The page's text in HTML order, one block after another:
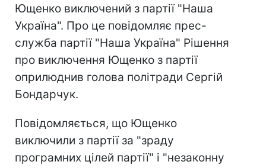
Ющенко виключений з партії "Наша
Україна". Про це повідомляє прес-
служба партії "Наша Україна" Рішення
про виключення Ющенко з партії
оприлюднив голова політради Сергій
Бондарчук.
Повідомляється, що Ющенко
виключили з партії за "зраду
програмних цілей партії" і "незаконну